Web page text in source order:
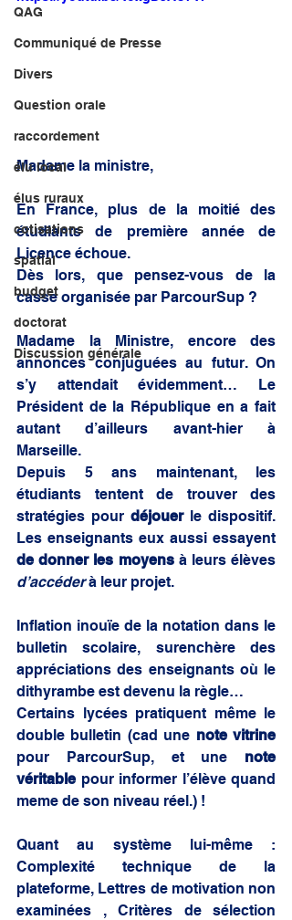
QAG
Communiqué de Presse
Divers
Question orale
raccordement
élu local
élus ruraux
cotisations
spatial
budget
doctorat
Discussion générale
Madame la ministre,
En France, plus de la moitié des
étudiants de première année de
Licence échoue.
Dès lors, que pensez-vous de la
casse organisée par ParcourSup ?
Madame la Ministre, encore des
annonces conjuguées au futur. On
s’y attendait évidemment… Le
Président de la République en a fait
autant d’ailleurs avant-hier à
Marseille.
Depuis 5 ans maintenant, les
étudiants tentent de trouver des
stratégies pour déjouer le dispositif.
de donner les moyens
d’accéder à leur projet.
Inflation inouïe de la notation dans le
bulletin scolaire, surenchère des
appréciations des enseignants où le
dithyrambe est devenu la règle…
Certains lycées pratiquent même le
double bulletin (cad une note vitrine
pour ParcourSup, et une note
véritable pour informer l’élève quand
meme de son niveau réel.) !
Quant au système lui-même :
Complexité technique de la
plateforme, Lettres de motivation non
examinées , Critères de sélection